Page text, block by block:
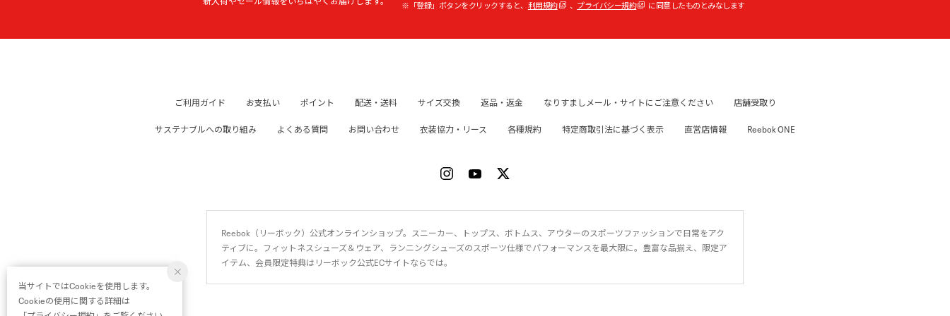
※「登録」ボタンをクリックすると、 利用規約 、 プライバシー規約 に同意したものとみなします
ご利用ガイド お支払い ポイント 配送・送料 サイズ交換 返品・返金 なりすましメール・サイトにご注意ください 店舗受取り
サステナブルへの取り組み よくある質問 お問い合わせ 衣装協力・リース 各種規約 特定商取引法に基づく表示 直営店情報 Reebok ONE
Reebok（リーボック）公式オンラインショップ。スニーカー、トップス、ボトムス、アウターのスポーツファッションで日常をアク
ティブに。フィットネスシューズ＆ウェア、ランニングシューズのスポーツ仕様でパフォーマンスを最大限に。豊富な品揃え、限定ア
イテム、会員限定特典はリーボック公式ECサイトならでは。
当サイトではCookieを使用します。
Cookieの使用に関する詳細は